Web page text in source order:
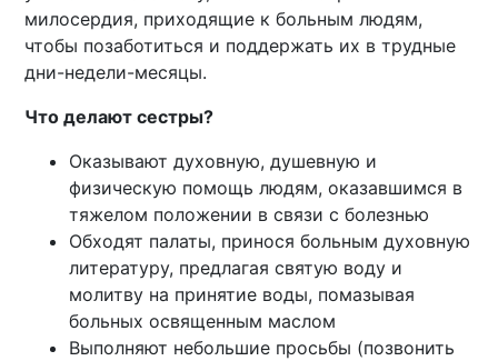
милосердия, приходящие к больным людям,
чтобы позаботиться и поддержать их в трудные
дни-недели-месяцы.
Что делают сестры?
Оказывают духовную, душевную и
физическую помощь людям, оказавшимся в
тяжелом положении в связи с болезнью
Обходят палаты, принося больным духовную
литературу, предлагая святую воду и
молитву на принятие воды, помазывая
больных освященным маслом
Выполняют небольшие просьбы (позвонить